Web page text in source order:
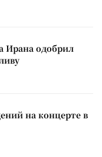
Ирана одобрил
на концерте в